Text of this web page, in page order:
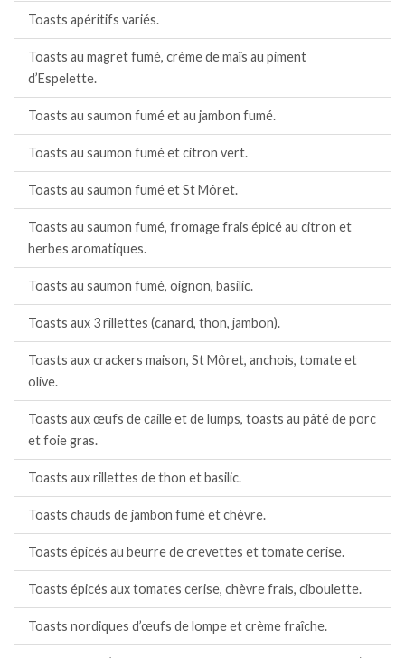
Toasts apéritifs variés.
Toasts au magret fumé, crème de maïs au piment
d’Espelette.
Toasts au saumon fumé et au jambon fumé.
Toasts au saumon fumé et citron vert.
Toasts au saumon fumé et St Môret.
Toasts au saumon fumé, fromage frais épicé au citron et
herbes aromatiques.
Toasts au saumon fumé, oignon, basilic.
Toasts aux 3 rillettes (canard, thon, jambon).
Toasts aux crackers maison, St Môret, anchois, tomate et
olive.
Toasts aux œufs de caille et de lumps, toasts au pâté de porc
et foie gras.
Toasts aux rillettes de thon et basilic.
Toasts chauds de jambon fumé et chèvre.
Toasts épicés au beurre de crevettes et tomate cerise.
Toasts épicés aux tomates cerise, chèvre frais, ciboulette.
Toasts nordiques d’œufs de lompe et crème fraîche.